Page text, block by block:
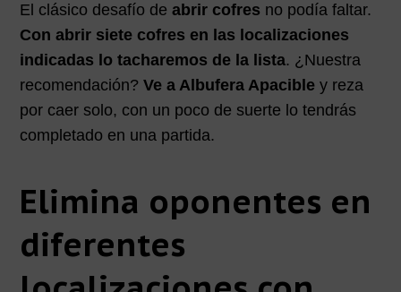
El clásico desafío deabrir cofres no podía faltar.
Con abrir siete cofres en las localizaciones
indicadas lo tacharemos de la lista. ¿Nuestra
recomendación?Ve a Albufera Apacible y reza
por caer solo, con un poco de suerte lo tendrás
completado en una partida.
Elimina oponentes en
diferentes